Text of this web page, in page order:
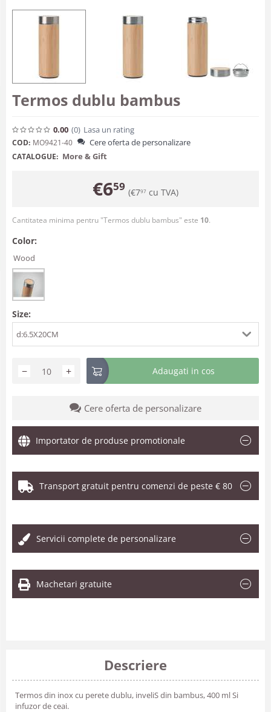
Termos dublu bambus
0.00 (0) Lasa un rating
COD: MO9421-40 Cere oferta de personalizare
CATALOGUE: More & Gift
€659 (€797 cu TVA)
Cantitatea minima pentru "Termos dublu bambus" este 10.
Color:
Wood
Size:
d:6.5X20CM
+
− Adaugati in cos
Cere oferta de personalizare
Importator de produse promotionale
Transport gratuit pentru comenzi de peste € 80
Servicii complete de personalizare
Machetari gratuite
Descriere
Termos din inox cu perete dublu, inveliS din bambus, 400 ml Si
infuzor de ceai.